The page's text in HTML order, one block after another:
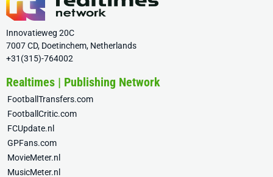
Innovatieweg 20C
7007 CD, Doetinchem, Netherlands
+31(315)-764002
Realtimes | Publishing Network
FootballTransfers.com
FootballCritic.com
FCUpdate.nl
GPFans.com
MovieMeter.nl
MusicMeter.nl